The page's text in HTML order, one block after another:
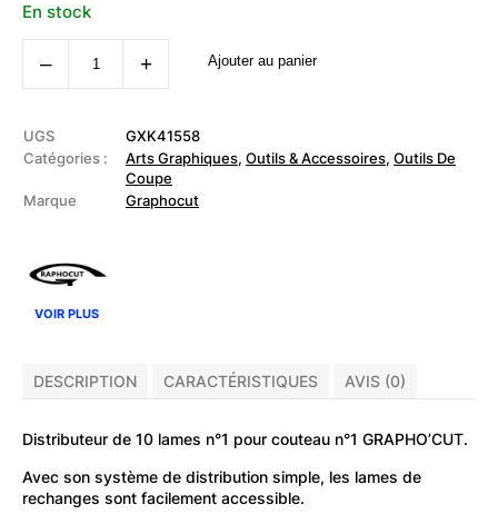
En stock
‒
quantité
de
de
10
Lames
+ Ajouter au panier
UGS
GXK41558
Catégories :
Arts Graphiques, Outils & Accessoires, Outils De
Coupe
Marque
Graphocut
VOIR PLUS
DESCRIPTION CARACTÉRISTIQUES AVIS (0)
Distributeur de 10 lames n°1 pour couteau n°1 GRAPHO’CUT.
Avec son système de distribution simple, les lames de
rechanges sont facilement accessible.